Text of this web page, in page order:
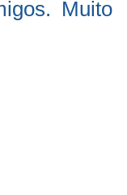
Muito